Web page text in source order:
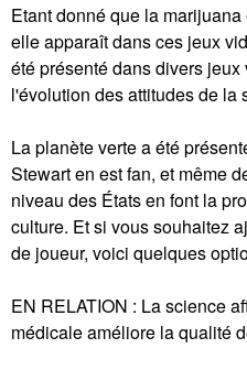
Etant donné que la
elle apparaît dans ces jeux
été présenté dans divers
l'évolution des attitudes de la
La planète verte a été
Stewart en est fan, et même
niveau des États en font la
culture. Et si vous souhaitez
de joueur, voici quelques
EN RELATION : La science
médicale améliore la qualité